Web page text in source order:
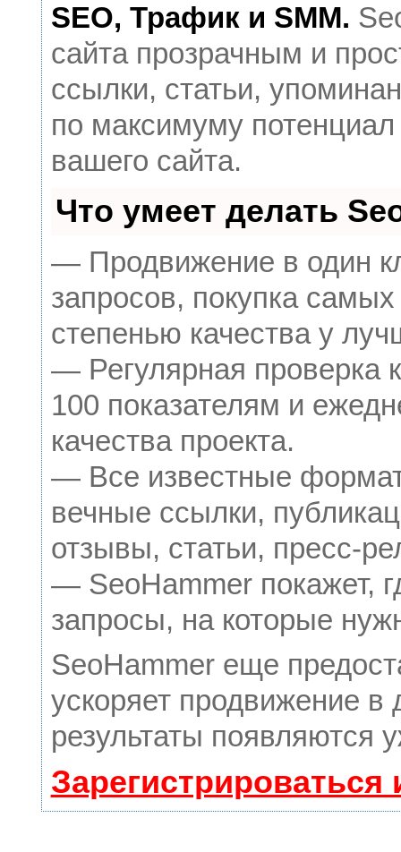
SEO, Трафик и SMM.
сайта прозрачным и
ссылки, статьи,
по максимуму
вашего сайта.
Что умеет делать
— Продвижение в один
запросов, покупка
степенью качества у
— Регулярная проверка
100 показателям и
качества проекта.
— Все известные
вечные ссылки,
отзывы, статьи, пресс-
— SeoHammer покажет,
запросы, на которые
SeoHammer еще
ускоряет продвижение в
результаты появляются